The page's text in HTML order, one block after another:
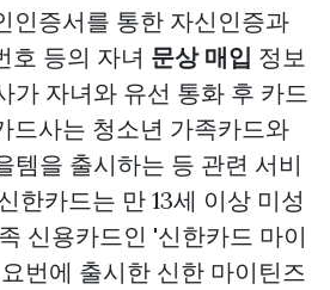
인증서를 통한 자신인증과
호 등의 자녀 문상 매입 정보
가 자녀와 유선 통화 후 카드
드사는 청소년 가족카드와
템을 출시하는 등 관련 서비
한카드는 만 13세 이상 미성
신용카드인 '신한카드 마이
번에 출시한 신한 마이틴즈